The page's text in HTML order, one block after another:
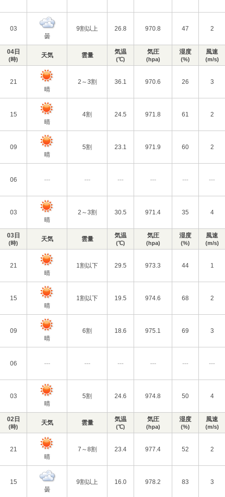
03
曇
9割以上 26.8 970.8 47 2
04日
(時)
天気 雲量 気温
(℃)
気圧
(hpa)
湿度
(%)
風速
(m/s)
21
晴
2～3割 36.1 970.6 26 3
15
晴
4割 24.5 971.8 61 2
09
晴
5割 23.1 971.9 60 2
06 --- --- --- --- --- ---
03
晴
2～3割 30.5 971.4 35 4
03日
(時)
天気 雲量 気温
(℃)
気圧
(hpa)
湿度
(%)
風速
(m/s)
21
晴
1割以下 29.5 973.3 44 1
15
晴
1割以下 19.5 974.6 68 2
09
晴
6割 18.6 975.1 69 3
06 --- --- --- --- --- ---
03
晴
5割 24.6 974.8 50 4
02日
(時)
天気 雲量 気温
(℃)
気圧
(hpa)
湿度
(%)
風速
(m/s)
21
晴
7～8割 23.4 977.4 52 2
15
曇
9割以上 16.0 978.2 83 3